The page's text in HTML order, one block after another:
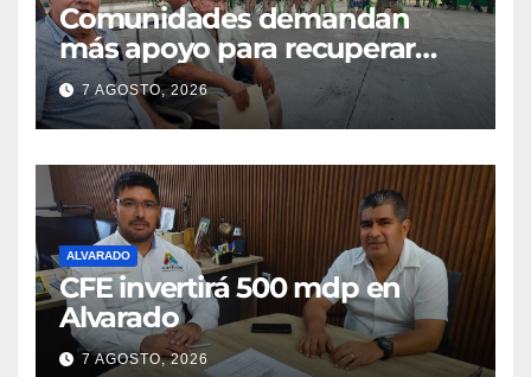
Comunidades demandan
más apoyo para recuperar
parcelas
7 AGOSTO, 2026
ALVARADO
CFE invertirá 500 mdp en
Alvarado
7 AGOSTO, 2026